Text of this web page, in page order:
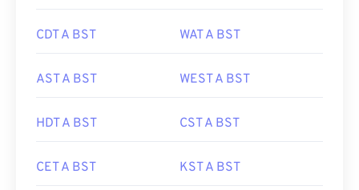
CDT A BST WAT A BST
AST A BST WEST A BST
HDT A BST CST A BST
CET A BST KST A BST